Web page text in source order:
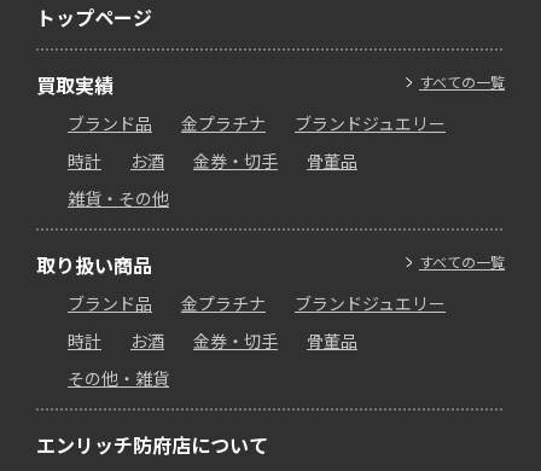
トップページ
すべての一覧
買取実績
ブランド品 金プラチナ
ブランドジュエリー
時計
お酒 金券・切手
骨董品
雑貨・その他
すべての一覧
取り扱い商品
ブランド品 金プラチナ
ブランドジュエリー
時計
お酒 金券・切手
骨董品
その他・雑貨
エンリッチ防府店について